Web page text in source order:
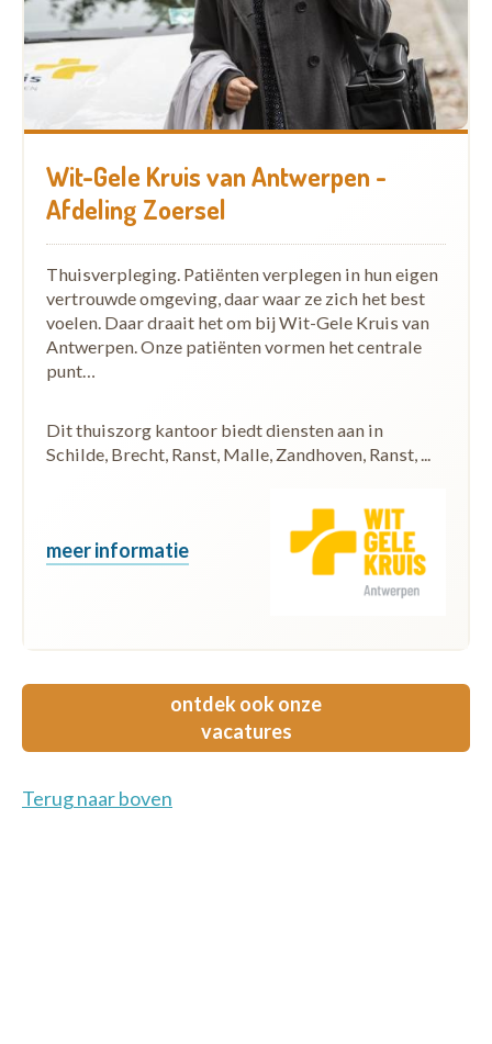
Wit-Gele Kruis van Antwerpen -
Afdeling Zoersel
Thuisverpleging. Patiënten verplegen in hun eigen
vertrouwde omgeving, daar waar ze zich het best
voelen. Daar draait het om bij Wit-Gele Kruis van
Antwerpen. Onze patiënten vormen het centrale
punt…
Dit thuiszorg kantoor biedt diensten aan in
Schilde, Brecht, Ranst, Malle, Zandhoven, Ranst, ...
meer informatie
ontdek ook onze
vacatures
Terug naar boven